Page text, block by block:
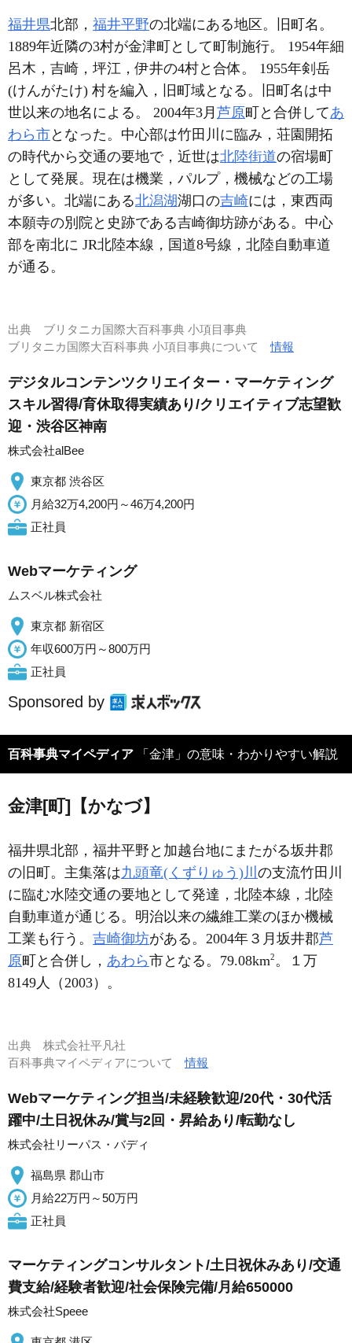
福井県北部， 福井平野の北端にある地区。旧町名。
1889年近隣の3村が金津町として町制施行。 1954年細
呂木，吉崎，坪江，伊井の4村と合体。 1955年剣岳
(けんがたけ) 村を編入，旧町域となる。旧町名は中
世以来の地名による。 2004年3月 芦原町と合併してあ
わら市となった。中心部は竹田川に臨み，荘園開拓
の時代から交通の要地で，近世は北陸街道の宿場町
として発展。現在は機業，パルプ，機械などの工場
が多い。北端にある北潟湖湖口の吉崎には，東西両
本願寺の別院と史跡である吉崎御坊跡がある。中心
部を南北に JR北陸本線，国道8号線，北陸自動車道
が通る。
出典 ブリタニカ国際大百科事典 小項目事典
ブリタニカ国際大百科事典 小項目事典について情報
デジタルコンテンツクリエイター・マーケティング
スキル習得/育休取得実績あり/クリエイティブ志望歓
迎・渋谷区神南
株式会社alBee
東京都 渋谷区
月給32万4,200円～46万4,200円
正社員
Webマーケティング
ムスベル株式会社
東京都 新宿区
年収600万円～800万円
正社員
Sponsored by
百科事典マイペディア 「金津」の意味・わかりやすい解説
金津[町]【かなづ】
福井県北部，福井平野と加越台地にまたがる坂井郡
の旧町。主集落は九頭竜(くずりゅう)川 の支流竹田川
に臨む水陸交通の要地として発達，北陸本線，北陸
自動車道が通じる。明治以来の繊維工業のほか機械
工業も行う。 吉崎御坊がある。2004年３月坂井郡芦
原町と合併し， あわら市となる。79.08km2 。１万
8149人（2003）。
出典 株式会社平凡社
百科事典マイペディアについて情報
Webマーケティング担当/未経験歓迎/20代・30代活
躍中/土日祝休み/賞与2回・昇給あり/転勤なし
株式会社リーパス・バディ
福島県 郡山市
月給22万円～50万円
正社員
マーケティングコンサルタント/土日祝休みあり/交通
費支給/経験者歓迎/社会保険完備/月給650000
株式会社Speee